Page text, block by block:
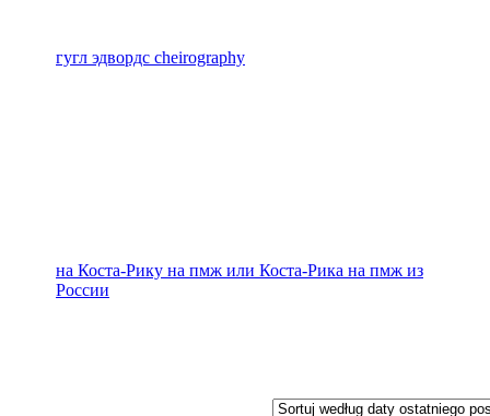
гугл эдвордс cheirography
на Коста-Рику на пмж или Коста-Рика на пмж из
России